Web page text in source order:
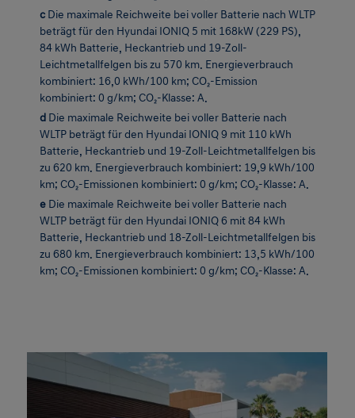
Leichtmetallfelgen bis zu 570 km. Energieverbrauch
kombiniert: 16,0 kWh/100 km; CO₂-Emission
kombiniert: 0 g/km; CO₂-Klasse: A.
dDie maximale Reichweite bei voller Batterie nach
WLTP beträgt für den Hyundai IONIQ 9 mit 110 kWh
Batterie, Heckantrieb und 19-Zoll-Leichtmetallfelgen bis
zu 620 km. Energieverbrauch kombiniert: 19,9 kWh/100
km; CO₂-Emissionen kombiniert: 0 g/km; CO₂-Klasse: A.
eDie maximale Reichweite bei voller Batterie nach
WLTP beträgt für den Hyundai IONIQ 6 mit 84 kWh
Batterie, Heckantrieb und 18-Zoll-Leichtmetallfelgen bis
zu 680 km. Energieverbrauch kombiniert: 13,5 kWh/100
km; CO₂-Emissionen kombiniert: 0 g/km; CO₂-Klasse: A.